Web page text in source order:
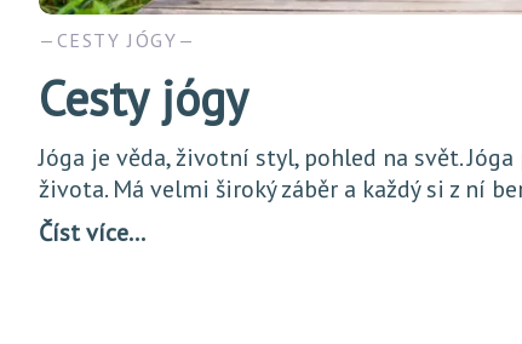
CESTY JÓGY
Cesty jógy
Jóga je věda, životní styl, pohled na svět.
života. Má velmi široký záběr a každý si z ní
Číst více…